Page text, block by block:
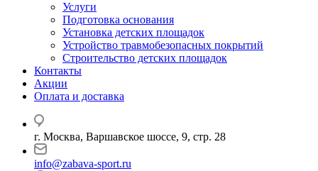
Услуги
Подготовка основания
Установка детских площадок
Устройство травмобезопасных покрытий
Строительство детских площадок
Контакты
Акции
Оплата и доставка
г. Москва, Варшавское шоссе, 9, стр. 28
info@zabava-sport.ru